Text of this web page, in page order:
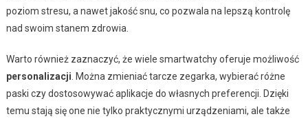
poziom stresu, a nawet jakość snu, co pozwala na lepszą kontrolę
nad swoim stanem zdrowia.
Warto również zaznaczyć, że wiele smartwatchy oferuje możliwość
personalizacji . Można zmieniać tarcze zegarka, wybierać różne
paski czy dostosowywać aplikacje do własnych preferencji. Dzięki
temu stają się one nie tylko praktycznymi urządzeniami, ale także